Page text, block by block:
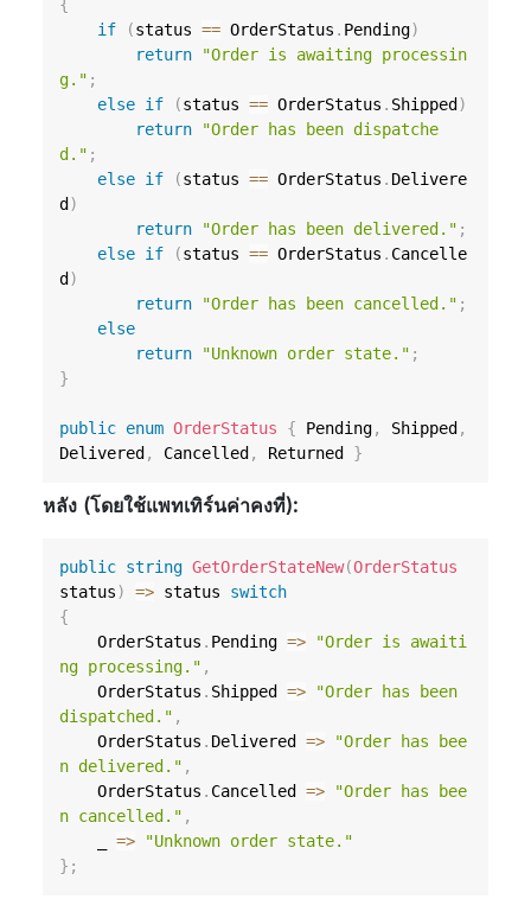
{
if
(status == OrderStatus . Pending)
return
"Order is awaiting processin
g." ;
else if (status == OrderStatus . Shipped )
return
"Order has been dispatche
d." ;
else if (status == OrderStatus . Delivere
d )
return
"Order has been delivered." ;
else if (status == OrderStatus . Cancelle
d )
return
"Order has been cancelled." ;
else
return
"Unknown order state." ;
}
public enum OrderStatus { Pending, Shipped ,
Delivered , Cancelled , Returned }
หลัง (โดยใช้แพทเทิร์นค่าคงที่):
public string GetOrderStateNew(OrderStatus
status) => status switch
{
    OrderStatus
. Pending =>
"Order is awaiti
ng processing." ,
    OrderStatus
. Shipped =>
"Order has been
dispatched." ,
    OrderStatus
. Delivered =>
"Order has bee
n delivered." ,
    OrderStatus
. Cancelled =>
"Order has bee
n cancelled." ,
=>
"Unknown order state."
} ;